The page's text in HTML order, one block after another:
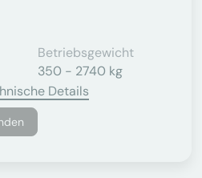
Betriebsgewicht
350 - 2740 kg
Details